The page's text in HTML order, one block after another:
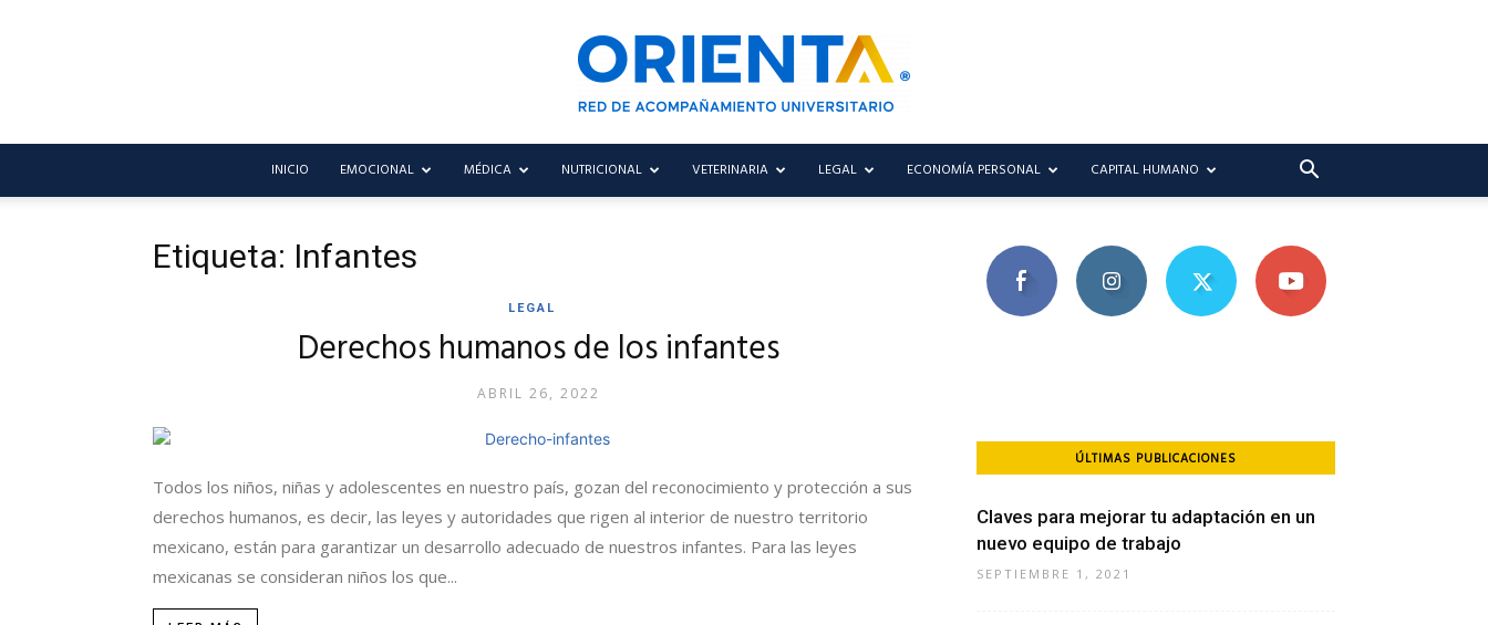
INICIO EMOCIONAL MÉDICA NUTRICIONAL VETERINARIA LEGAL ECONOMÍA PERSONAL CAPITAL HUMANO
Etiqueta: Infantes
LEGAL
Derechos humanos de los infantes
ABRIL 26, 2022
Todos los niños, niñas y adolescentes en nuestro país, gozan del reconocimiento y protección a sus
derechos humanos, es decir, las leyes y autoridades que rigen al interior de nuestro territorio
mexicano, están para garantizar un desarrollo adecuado de nuestros infantes. Para las leyes
mexicanas se consideran niños los que...
ÚLTIMAS PUBLICACIONES
Claves para mejorar tu adaptación en un
nuevo equipo de trabajo
SEPTIEMBRE 1, 2021